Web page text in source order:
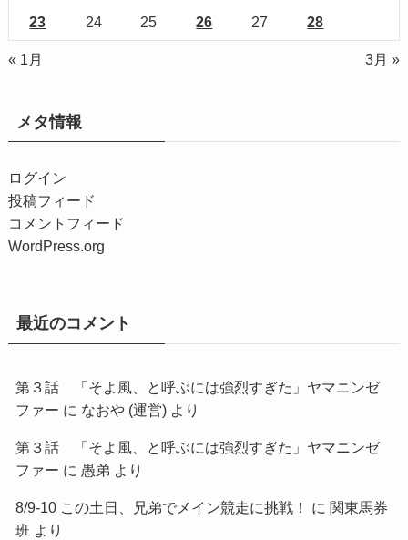
23 24 25 26 27 28
« 1月 3月 »
メタ情報
ログイン
投稿フィード
コメントフィード
WordPress.org
最近のコメント
第３話 「そよ風、と呼ぶには強烈すぎた」ヤマニンゼ
ファー に なおや (運営)より
第３話 「そよ風、と呼ぶには強烈すぎた」ヤマニンゼ
ファー に 愚弟 より
8/9-10 この土日、兄弟でメイン競走に挑戦！ に 関東馬券
班 より